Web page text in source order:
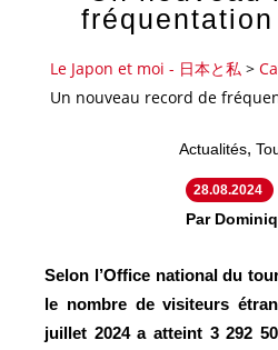
Le Japon et moi - 日本と私 >
Un nouveau record de
Actualités,
28.08.2024
Par
Selon l’Office national du
le nombre de visiteurs
juillet 2024 a atteint 3 292